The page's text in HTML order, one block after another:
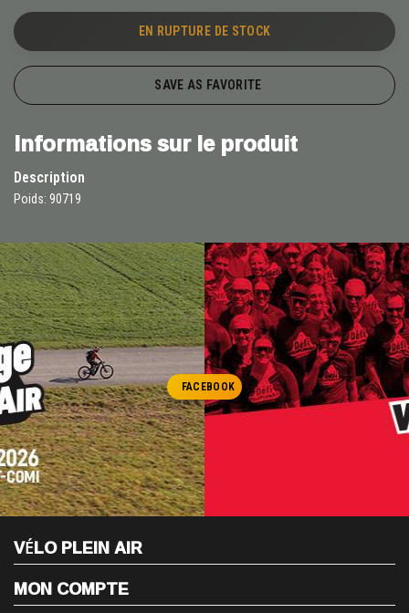
EN RUPTURE DE STOCK
SAVE AS FAVORITE
Informations sur le produit
Description
Poids: 90719
FACEBOOK
VÉLO PLEIN AIR
MON COMPTE